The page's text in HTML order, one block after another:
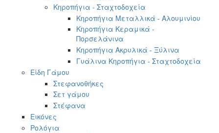
Κηροπήγια - Σταχτοδοχεία
Κηροπήγια Μεταλλικά - Αλουμινίου
Κηροπήγια Κεραμικά -
Πορσελάνινα
Κηροπήγια Ακρυλικά - Ξύλινα
Γυάλινα Κηροπήγια - Σταχτοδοχεία
Είδη Γάμου
Στεφανοθήκες
Σετ γάμου
Στέφανα
Εικόνες
Ρολόγια